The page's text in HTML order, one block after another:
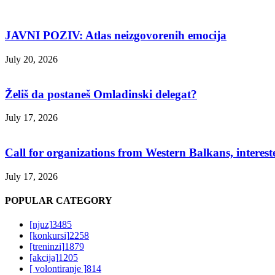
JAVNI POZIV: Atlas neizgovorenih emocija
July 20, 2026
Želiš da postaneš Omladinski delegat?
July 17, 2026
Call for organizations from Western Balkans,
July 17, 2026
POPULAR CATEGORY
[njuz]3485
[konkursi]2258
[treninzi]1879
[akcija]1205
[ volontiranje ]814